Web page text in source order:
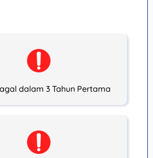
dalam 3 Tahun Pertama